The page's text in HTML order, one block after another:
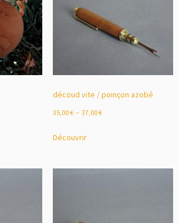
découd vite / poinçon azobé
35,00€ – 37,00€
Découvrir